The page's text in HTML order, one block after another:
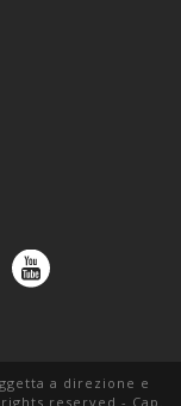
a direzione e
reserved - Cap.